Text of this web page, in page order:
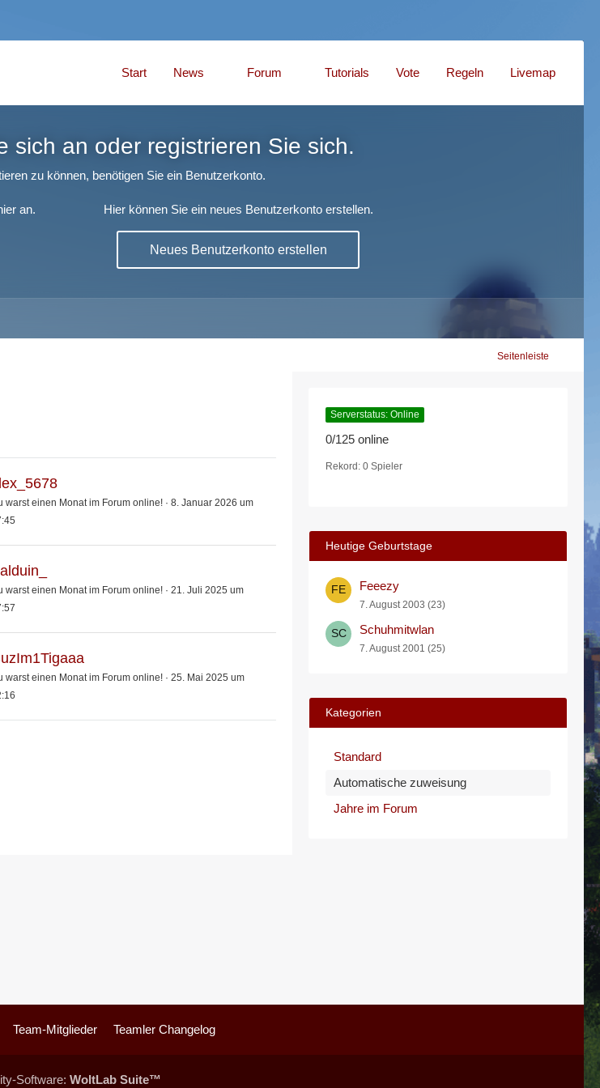
Start News Forum Tutorials Vote Regeln Livemap
sich an oder registrieren Sie sich.
zu können, benötigen Sie ein Benutzerkonto.
an. Hier können Sie ein neues Benutzerkonto erstellen.
Neues Benutzerkonto erstellen
Seitenleiste
warst einen Monat im Forum online!
8. Januar 2026 um
warst einen Monat im Forum online!
21. Juli 2025 um
warst einen Monat im Forum online!
25. Mai 2025 um
Serverstatus: Online
0/125 online
Rekord: 0 Spieler
Heutige Geburtstage
Feeezy
7. August 2003 (23)
Schuhmitwlan
7. August 2001 (25)
Kategorien
Standard
Automatische zuweisung
Jahre im Forum
Team-Mitglieder Teamler Changelog
Software: WoltLab Suite™